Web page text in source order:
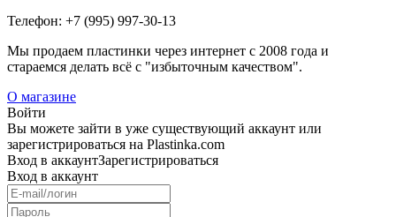
Телефон: +7 (995) 997-30-13
Мы продаем пластинки через интернет c 2008 года и
стараемся делать всё с "избыточным качеством".
О магазине
Войти
Вы можете зайти в уже существующий аккаунт или
зарегистрироваться на Plastinka.com
Вход в аккаунтЗарегистрироваться
Вход в аккаунт